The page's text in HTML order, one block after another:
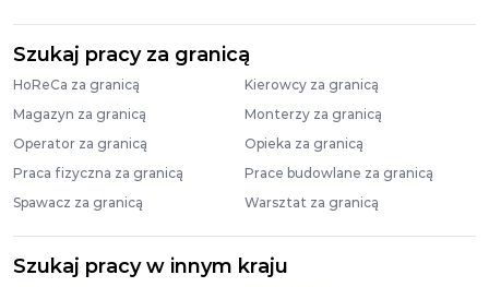
Szukaj pracy za granicą
HoReCa za granicą
Kierowcy za granicą
Magazyn za granicą
Monterzy za granicą
Operator za granicą
Opieka za granicą
Praca fizyczna za granicą
Prace budowlane za granicą
Spawacz za granicą
Warsztat za granicą
Szukaj pracy w innym kraju